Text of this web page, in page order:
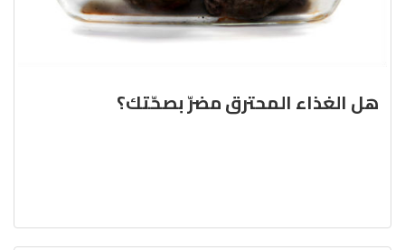
هل الغذاء المحترق مضرّ بصحّتك؟